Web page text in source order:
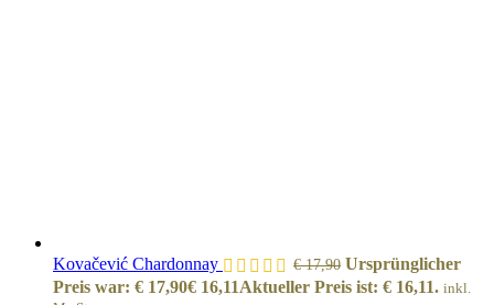
Kovačević Chardonnay €17,90 Ursprünglicher
Preis war: € 17,90€ 16,11Aktueller Preis ist: € 16,11. inkl.